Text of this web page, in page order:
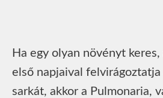
Ha egy olyan növényt
első napjaival felvirágoztatja
sarkát, akkor a Pulmonaria,